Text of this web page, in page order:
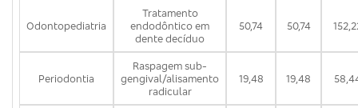
Odontopediatria
Tratamento
endodôntico em
dente decíduo
50,74 50,74
Periodontia
Raspagem sub-
gengival/alisamento
radicular
19,48 19,48